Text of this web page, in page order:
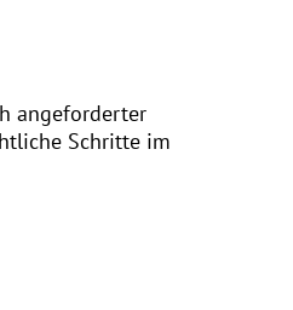
angeforderter
Schritte im